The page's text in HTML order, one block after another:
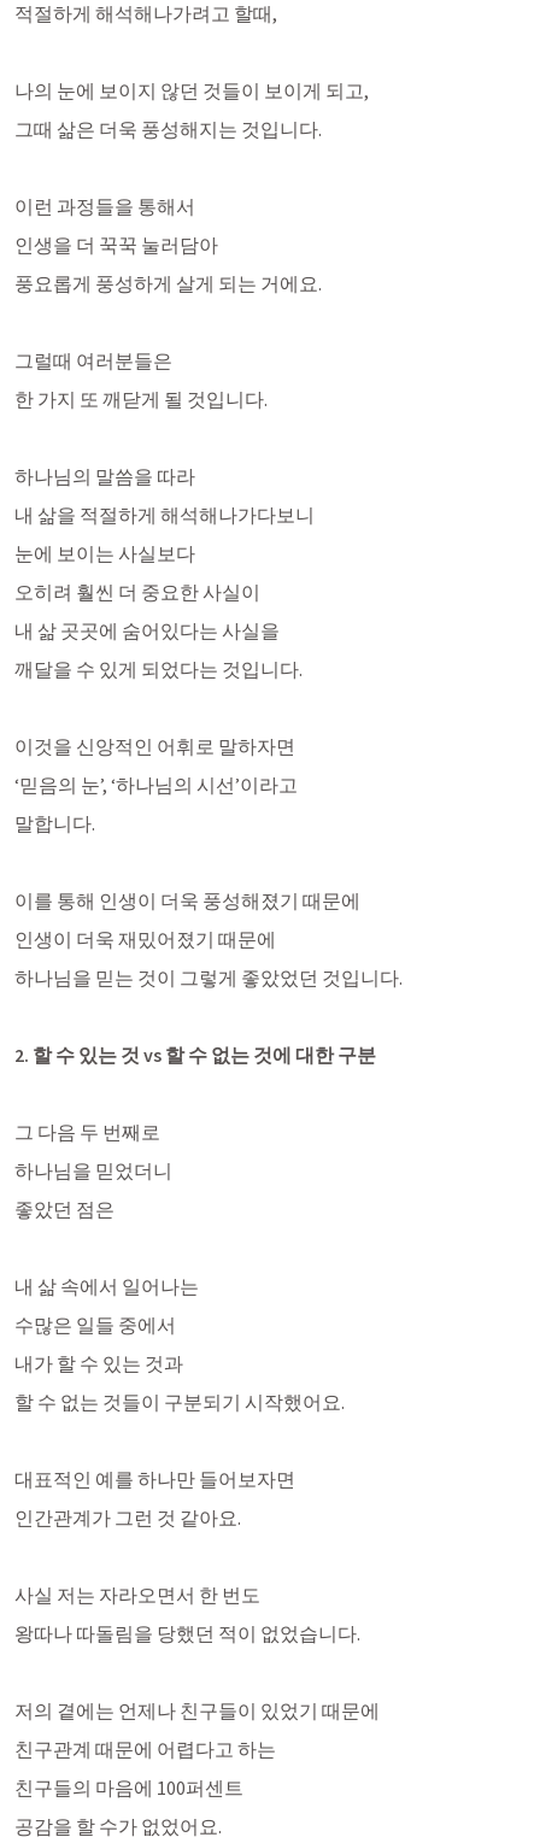
적절하게 해석해나가려고 할때,
나의 눈에 보이지 않던 것들이 보이게 되고,
그때 삶은 더욱 풍성해지는 것입니다.
이런 과정들을 통해서
인생을 더 꾹꾹 눌러담아
풍요롭게 풍성하게 살게 되는 거에요.
그럴때 여러분들은
한 가지 또 깨닫게 될 것입니다.
하나님의 말씀을 따라
내 삶을 적절하게 해석해나가다보니
눈에 보이는 사실보다
오히려 훨씬 더 중요한 사실이
내 삶 곳곳에 숨어있다는 사실을
깨달을 수 있게 되었다는 것입니다.
이것을 신앙적인 어휘로 말하자면
‘믿음의 눈’, ‘하나님의 시선’이라고
말합니다.
이를 통해 인생이 더욱 풍성해졌기 때문에
인생이 더욱 재밌어졌기 때문에
하나님을 믿는 것이 그렇게 좋았었던 것입니다.
2. 할 수 있는 것 vs 할 수 없는 것에 대한 구분
그 다음 두 번째로
하나님을 믿었더니
좋았던 점은
내 삶 속에서 일어나는
수많은 일들 중에서
내가 할 수 있는 것과
할 수 없는 것들이 구분되기 시작했어요.
대표적인 예를 하나만 들어보자면
인간관계가 그런 것 같아요.
사실 저는 자라오면서 한 번도
왕따나 따돌림을 당했던 적이 없었습니다.
저의 곁에는 언제나 친구들이 있었기 때문에
친구관계 때문에 어렵다고 하는
친구들의 마음에 100퍼센트
공감을 할 수가 없었어요.